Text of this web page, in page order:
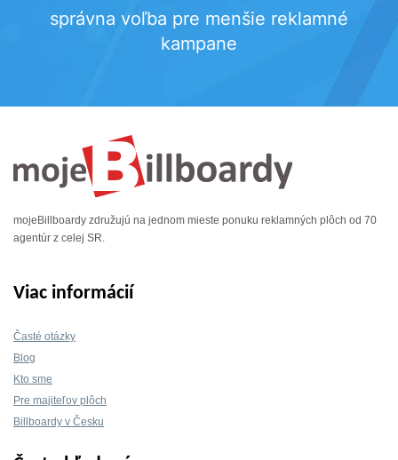
správna voľba pre menšie reklamné
kampane
mojeBillboardy združujú na jednom mieste ponuku reklamných plôch od 70
agentúr z celej SR.
Viac informácií
Časté otázky
Blog
Kto sme
Pre majiteľov plôch
Billboardy v Česku